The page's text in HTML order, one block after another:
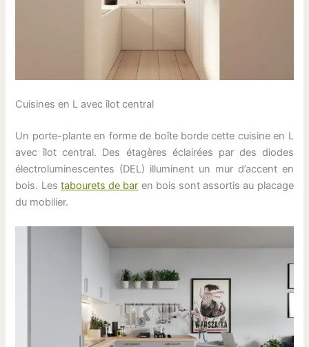
Cuisines en L avec îlot central
Un porte-plante en forme de boîte borde cette cuisine en L
avec îlot central. Des étagères éclairées par des diodes
électroluminescentes (DEL) illuminent un mur d’accent en
bois. Les tabourets de bar en bois sont assortis au placage
du mobilier.